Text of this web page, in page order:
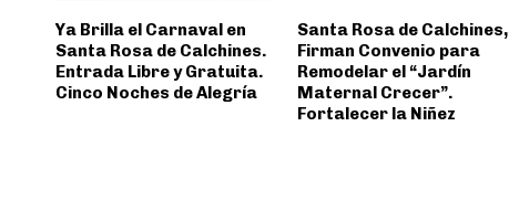
Ya Brilla el Carnaval en
Santa Rosa de Calchines.
Entrada Libre y Gratuita.
Cinco Noches de Alegría
Santa Rosa de Calchines,
Firman Convenio para
Remodelar el “Jardín
Maternal Crecer”.
Fortalecer la Niñez